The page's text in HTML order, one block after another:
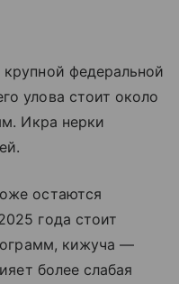
федеральной
улова стоит около
Икра нерки
остаются
года стоит
кижуча —
более слабая